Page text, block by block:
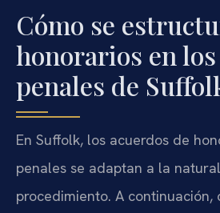
Cómo se
honorarios en los
penales de
En Suffolk, los acuerdos de
penales se adaptan a la
procedimiento. A continuación,